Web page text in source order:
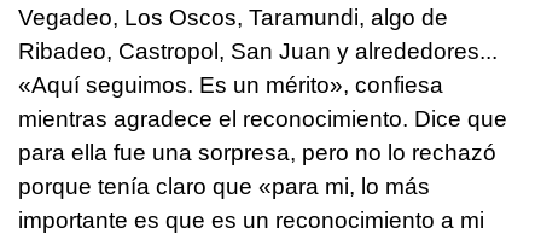
Vegadeo, Los Oscos, Taramundi, algo de
Ribadeo, Castropol, San Juan y alrededores...
«Aquí seguimos. Es un mérito», confiesa
mientras agradece el reconocimiento. Dice que
para ella fue una sorpresa, pero no lo rechazó
porque tenía claro que «para mi, lo más
importante es que es un reconocimiento a mi